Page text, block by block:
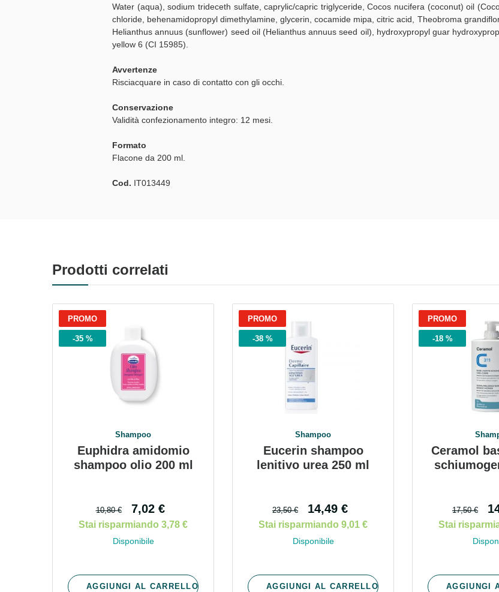
Water (aqua), sodium trideceth sulfate, caprylic/capric triglyceride, Cocos nucifera (coconut) oil
chloride, behenamidopropyl dimethylamine, glycerin, cocamide mipa, citric acid, Theobroma
Helianthus annuus (sunflower) seed oil (Helianthus annuus seed oil), hydroxypropyl guar
yellow 6 (CI 15985).
Avvertenze
Risciacquare in caso di contatto con gli occhi.
Conservazione
Validità confezionamento integro: 12 mesi.
Formato
Flacone da 200 ml.
Cod. IT013449
Prodotti correlati
PROMO
-35 %
Shampoo
Euphidra amidomio
shampoo olio 200 ml
10,80 € 7,02 €
Stai risparmiando 3,78 €
Disponibile
AGGIUNGI AL CARRELLO
PROMO
-38 %
Shampoo
Eucerin shampoo
lenitivo urea 250 ml
23,50 € 14,49 €
Stai risparmiando 9,01 €
Disponibile
AGGIUNGI AL CARRELLO
PROMO
-18 %
Ceramol
17,50 €
Stai
AGGIUNGI